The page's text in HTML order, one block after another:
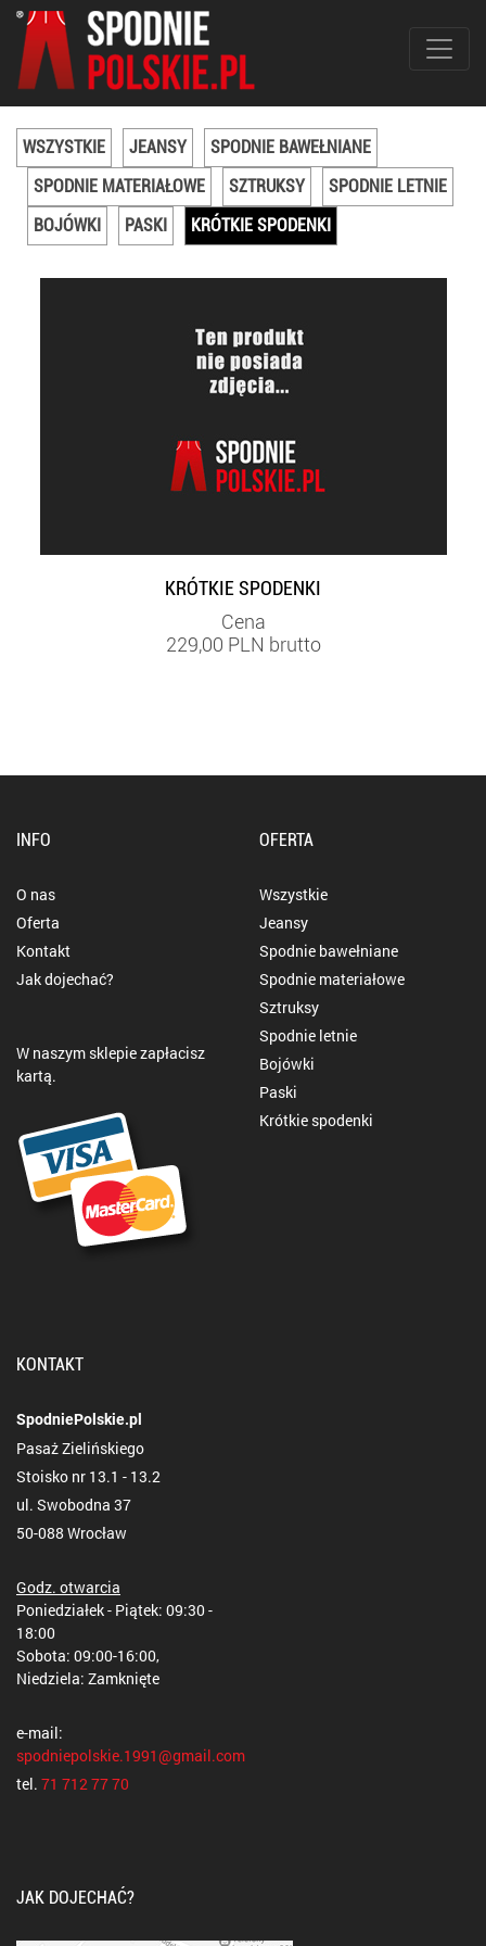
WSZYSTKIE JEANSY
SPODNIE BAWEŁNIANE
SPODNIE MATERIAŁOWE
SZTRUKSY
SPODNIE LETNIE
BOJÓWKI
PASKI KRÓTKIE SPODENKI
KRÓTKIE SPODENKI
Cena
229,00 PLN brutto
INFO
O nas
Oferta
Kontakt
Jak dojechać?
W naszym sklepie zapłacisz
kartą.
OFERTA
Wszystkie
Jeansy
Spodnie bawełniane
Spodnie materiałowe
Sztruksy
Spodnie letnie
Bojówki
Paski
Krótkie spodenki
KONTAKT
SpodniePolskie.pl
Pasaż Zielińskiego
Stoisko nr 13.1 - 13.2
ul. Swobodna 37
50-088 Wrocław
Godz. otwarcia
Poniedziałek - Piątek: 09:30 -
18:00
Sobota: 09:00-16:00,
Niedziela: Zamknięte
e-mail:
spodniepolskie.1991@gmail.com
tel. 71 712 77 70
JAK DOJECHAĆ?